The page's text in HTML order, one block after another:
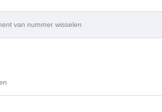
van nummer wisselen